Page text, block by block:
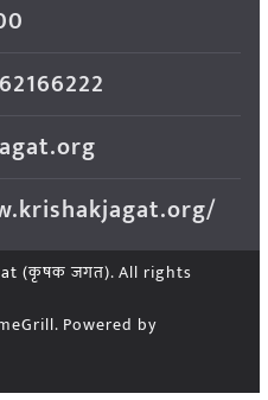
(कृषक जगत). All rights
Powered by